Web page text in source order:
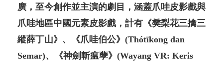
廣，至今創作並主演的劇目，涵蓋爪哇皮影戲與
爪哇地區中國元素皮影戲，計有《樊梨花三擒三
縱薛丁山》、《爪哇伯公》(Thótīkong dan
Semar)、《神劍斬瘟孽》(Wayang VR: Keris